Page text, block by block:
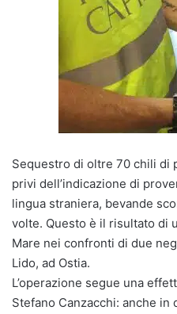
Sequestro di oltre 70 chili di
privi dell’indicazione di
lingua straniera, bevande
volte. Questo è il risultato di
Mare nei confronti di due
Lido, ad Ostia.
L’operazione segue una
Stefano Canzacchi: anche in